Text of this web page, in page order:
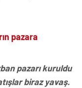
pazara
pazarı kuruldu
biraz yavaş.